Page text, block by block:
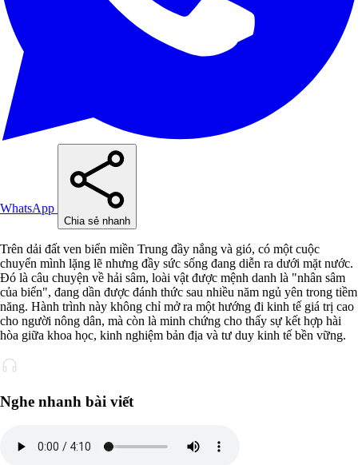
WhatsApp
Chia sẻ nhanh
Trên dải đất ven biển miền Trung đầy nắng và gió, có một cuộc
chuyển mình lặng lẽ nhưng đầy sức sống đang diễn ra dưới mặt nước.
Đó là câu chuyện về hải sâm, loài vật được mệnh danh là "nhân sâm
của biển", đang dần được đánh thức sau nhiều năm ngủ yên trong tiềm
năng. Hành trình này không chỉ mở ra một hướng đi kinh tế giá trị cao
cho người nông dân, mà còn là minh chứng cho thấy sự kết hợp hài
hòa giữa khoa học, kinh nghiệm bản địa và tư duy kinh tế bền vững.
Nghe nhanh bài viết